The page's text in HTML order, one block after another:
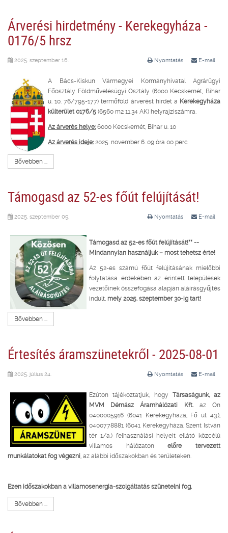
Árverési hirdetmény - Kerekegyháza -
0176/5 hrsz
Nyomtatás E-mail
2025. szeptember 16.
A Bács-Kiskun Vármegyei Kormányhivatal Agrárügyi
Főosztály Földművelésügyi Osztály (6000 Kecskemét, Bihar
u. 10. 76/795-177) termőföld árverést hirdet a Kerekegyháza
külterület 0176/5 (6560 m2 11,34 AK) helyrajziszámra.
Az árverés helye: 6000 Kecskemét, Bihar u. 10
Az árverés ideje: 2025. november 6. 09 óra 00 perc
Bővebben ...
Támogasd az 52-es főút felújítását!
Nyomtatás E-mail
2025. szeptember 09.
Támogasd az 52-es főút felújítását!** --
Mindannyian használjuk – most tehetsz érte!
Az 52-es számú főút felújításának mielőbbi
folytatása érdekében az érintett települések
vezetőinek összefogása alapján aláírásgyűjtés
indult, mely 2025. szeptember 30-ig tart!
Bővebben ...
Értesítés áramszünetekről - 2025-08-01
Nyomtatás E-mail
2025. július 24.
Ezúton tájékoztatjuk, hogy Társaságunk, az
MVM Démász Áramhálózati Kft.az Ön
0400005916 (6041 Kerekegyháza, Fő út 43.),
0400778881 (6041 Kerekegyháza, Szent István
tér 1/a.) felhasználási helyeit ellátó közcélú
villamos hálózatonelőre tervezett
munkálatokat fog végezni, az alábbi időszakokban és területeken.
Ezen időszakokban a villamosenergia-szolgáltatás szünetelni fog.
Bővebben ...